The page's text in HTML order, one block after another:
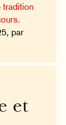
tradition
par
et